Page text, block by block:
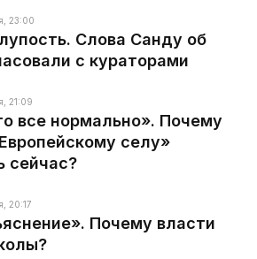
23:00
Слова Санду об
с кураторами
21:09
все нормально». Почему
селу»
сейчас?
20:17
Почему власти